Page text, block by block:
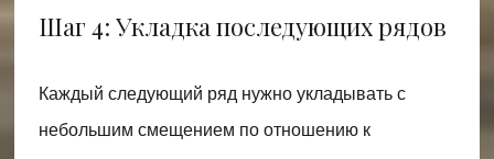
Шаг 4: Укладка последующих рядов
Каждый следующий ряд нужно укладывать с
небольшим смещением по отношению к